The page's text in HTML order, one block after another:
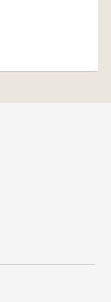
・女代神
跡、勘大